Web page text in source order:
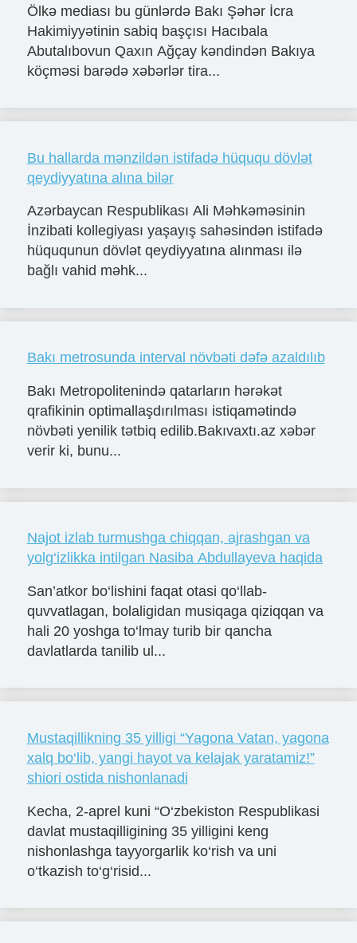
Ölkə mediası bu günlərdə Bakı Şəhər İcra
Hakimiyyətinin sabiq başçısı Hacıbala
Abutalıbovun Qaxın Ağçay kəndindən Bakıya
köçməsi barədə xəbərlər tira...
Bu hallarda mənzildən istifadə hüququ dövlət
qeydiyyatına alına bilər
Azərbaycan Respublikası Ali Məhkəməsinin
İnzibati kollegiyası yaşayış sahəsindən istifadə
hüququnun dövlət qeydiyyatına alınması ilə
bağlı vahid məhk...
Bakı metrosunda interval növbəti dəfə azaldılıb
Bakı Metropolitenində qatarların hərəkət
qrafikinin optimallaşdırılması istiqamətində
növbəti yenilik tətbiq edilib.Bakıvaxtı.az xəbər
verir ki, bunu...
Najot izlab turmushga chiqqan, ajrashgan va
yolg‘izlikka intilgan Nasiba Abdullayeva haqida
San’atkor bo‘lishini faqat otasi qo‘llab-
quvvatlagan, bolaligidan musiqaga qiziqqan va
hali 20 yoshga to‘lmay turib bir qancha
davlatlarda tanilib ul...
Mustaqillikning 35 yilligi “Yagona Vatan, yagona
xalq bo‘lib, yangi hayot va kelajak yaratamiz!”
shiori ostida nishonlanadi
Kecha, 2-aprel kuni “O‘zbekiston Respublikasi
davlat mustaqilligining 35 yilligini keng
nishonlashga tayyorgarlik ko‘rish va uni
o‘tkazish to‘g‘risid...